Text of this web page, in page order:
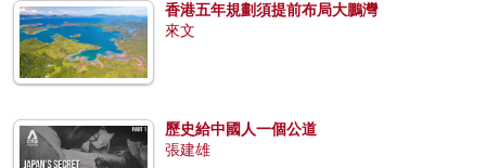
香港五年規劃須提前布局大鵬灣
來文
歷史給中國人一個公道
張建雄